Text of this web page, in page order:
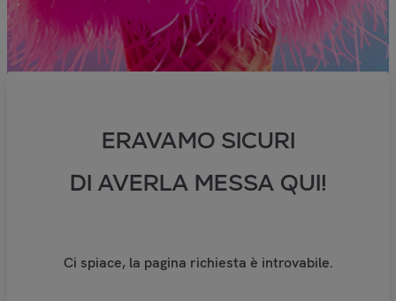
ERAVAMO SICURI
DI AVERLA MESSA QUI!
Ci spiace, la pagina richiesta è introvabile.